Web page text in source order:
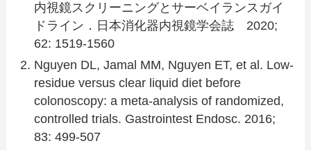
内視鏡スクリーニングとサーベイランスガイ
ドライン．日本消化器内視鏡学会誌 2020;
62: 1519-1560
Nguyen DL, Jamal MM, Nguyen ET, et al. Low-
residue versus clear liquid diet before
colonoscopy: a meta-analysis of randomized,
controlled trials. Gastrointest Endosc. 2016;
83: 499-507